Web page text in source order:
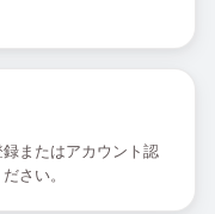
またはアカウント認
さい。